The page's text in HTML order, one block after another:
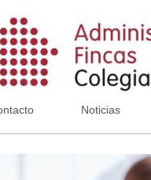
Noticias